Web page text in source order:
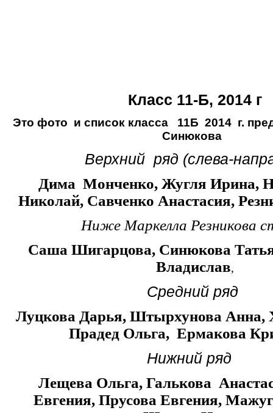
Класс 11-Б, 2014 г
Это фото и список класса 11Б 2014 г.
Синюкова
Верхний ряд (слева-
Дима Монченко, Жугля Ирина,
Николай, Савченко Анастасия,
Ниже Маркелла Резникова
Саша Шигарцова, Синюкова
Владислав,
Средний ряд
Луцкова Дарья, Штырхунова Анна,
Прадед Ольга, Ермакова
Нижний ряд
Лещева Ольга, Галькова
Евгения, Прусова Евгения,